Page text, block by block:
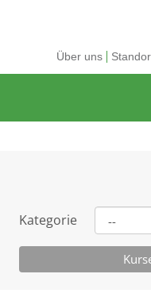
Über uns
Kategorie